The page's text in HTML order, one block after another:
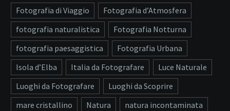
Fotografia di Viaggio
Fotografia d’Atmosfera
fotografia naturalistica
Fotografia Notturna
fotografia paesaggistica
Fotografia Urbana
Isola d’Elba
Italia da Fotografare
Luce Naturale
Luoghi da Fotografare
Luoghi da Scoprire
mare cristallino
Natura
natura incontaminata